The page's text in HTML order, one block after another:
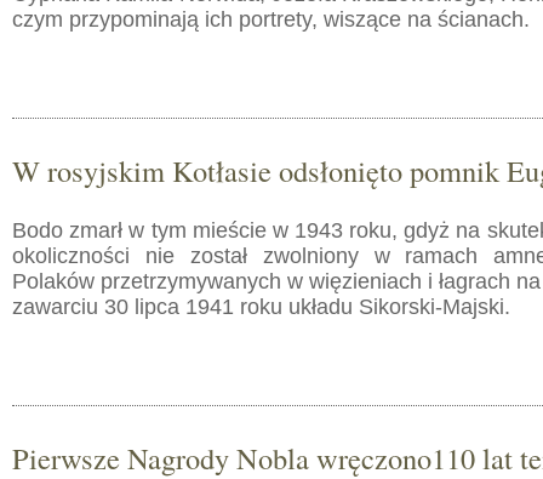
czym przypominają ich portrety, wiszące na ścianach.
W rosyjskim Kotłasie odsłonięto pomnik
Bodo zmarł w tym mieście w 1943 roku, gdyż na
okoliczności nie został zwolniony w ramach
Polaków przetrzymywanych w więzieniach i łagrach
zawarciu 30 lipca 1941 roku układu Sikorski-Majski.
Pierwsze Nagrody Nobla wręczono110 lat